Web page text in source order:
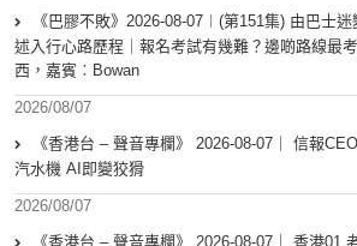
《巴膠不敗》2026-08-07︱(第151集) 由巴士
述入行心路歷程｜報名考試有幾難？邊啲路線最
西，嘉賓︰Bowan
2026/08/07
《香港台 – 聲音專欄》 2026-08-07｜ 信報
汽水機 AI即變狡猾
2026/08/07
《香港台 – 聲音專欄》 2026-08-07｜ 香港01